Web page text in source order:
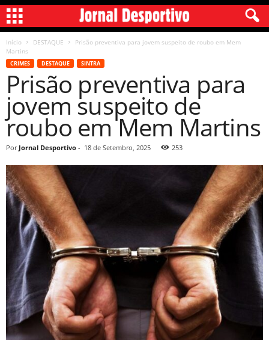
Início DESTAQUE
Prisão preventiva para jovem suspeito de roubo em Mem
Martins
CRIMES DESTAQUE SINTRA
Prisão preventiva para
jovem suspeito de
roubo em Mem Martins
Por Jornal Desportivo - 18 de Setembro, 2025 253